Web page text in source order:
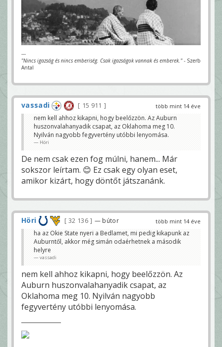
---
"Nincs igazság és nincs emberiség. Csak igazságok vannak és emberek." - Szerb
Antal
több mint 14 éve
vassadi
15 911
nem kell ahhoz kikapni, hogy beelőzzön. Az Auburn
huszonvalahanyadik csapat, az Oklahoma meg 10.
Nyilván nagyobb fegyvertény utóbbi lenyomása.
Höri
De nem csak ezen fog múlni, hanem... Már
sokszor leírtam. 😊 Ez csak egy olyan eset,
amikor kizárt, hogy döntőt játszanánk.
több mint 14 éve
Höri 32 136 — bútor
ha az Okie State nyeri a Bedlamet, mi pedig kikapunk az
Auburntől, akkor még simán odaérhetnek a második
helyre
vassadi
nem kell ahhoz kikapni, hogy beelőzzön. Az
Auburn huszonvalahanyadik csapat, az
Oklahoma meg 10. Nyilván nagyobb
fegyvertény utóbbi lenyomása.